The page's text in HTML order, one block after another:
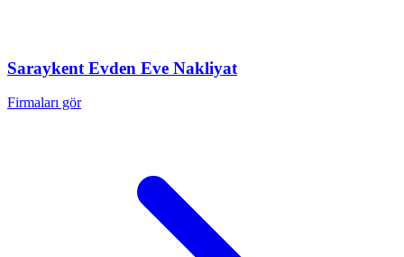
Saraykent Evden Eve Nakliyat
Firmaları gör